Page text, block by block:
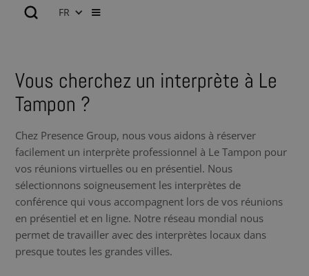
FR
Vous cherchez un interprète à Le
Tampon ?
Chez Presence Group, nous vous aidons à réserver
facilement un interprète professionnel à Le Tampon pour
vos réunions virtuelles ou en présentiel. Nous
sélectionnons soigneusement les interprètes de
conférence qui vous accompagnent lors de vos réunions
en présentiel et en ligne. Notre réseau mondial nous
permet de travailler avec des interprètes locaux dans
presque toutes les grandes villes.